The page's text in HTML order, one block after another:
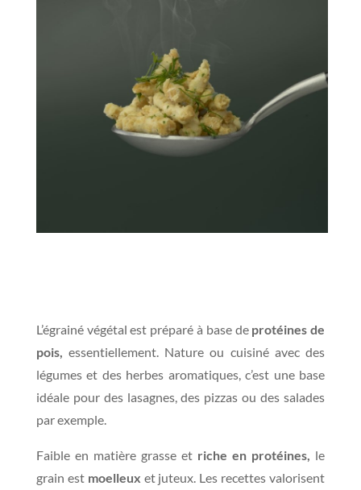
L’égrainé végétal est préparé à base deprotéines de
pois, essentiellement. Nature ou cuisiné avec des
légumes et des herbes aromatiques, c’est une base
idéale pour des lasagnes, des pizzas ou des salades
par exemple.
Faible en matière grasse et riche en protéines, le
grain est moelleux et juteux. Les recettes valorisent